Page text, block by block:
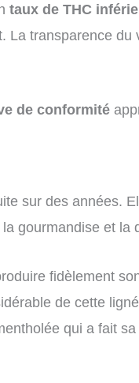
taux de THC
transparence
de conformité
sur des années.
gourmandise et la
fidèlement
de cette
qui a fait